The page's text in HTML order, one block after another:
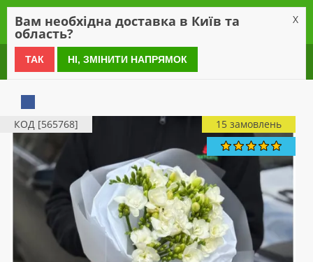
0 800 21 54 55
КОД [565768] 15 замовлень
Вам необхідна доставка в Київ та
область?
X
ТАК НІ, ЗМІНИТИ НАПРЯМОК